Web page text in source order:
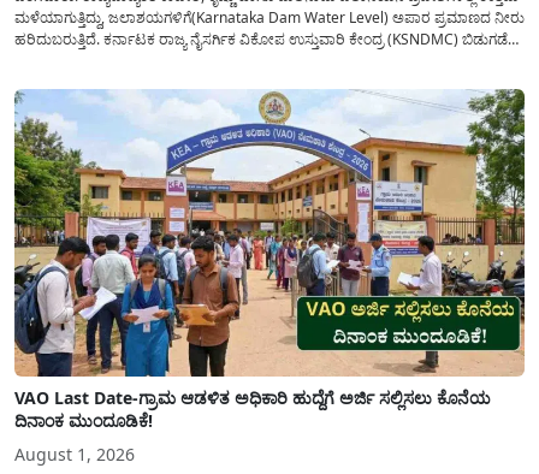
ಮಳೆಯಾಗುತ್ತಿದ್ದು, ಜಲಾಶಯಗಳಿಗೆ(Karnataka Dam Water Level) ಅಪಾರ ಪ್ರಮಾಣದ ನೀರು
ಹರಿದುಬರುತ್ತಿದೆ. ಕರ್ನಾಟಕ ರಾಜ್ಯ ನೈಸರ್ಗಿಕ ವಿಕೋಪ ಉಸ್ತುವಾರಿ ಕೇಂದ್ರ (KSNDMC) ಬಿಡುಗಡೆ
VAO Last Date-ಗ್ರಾಮ ಆಡಳಿತ ಅಧಿಕಾರಿ ಹುದ್ದೆಗೆ ಅರ್ಜಿ ಸಲ್ಲಿಸಲು ಕೊನೆಯ
ದಿನಾಂಕ ಮುಂದೂಡಿಕೆ!
August 1, 2026